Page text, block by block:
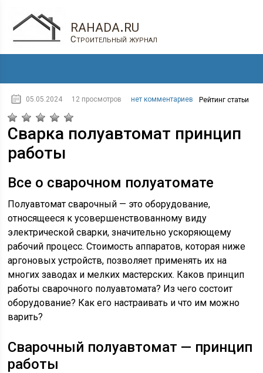
rahada.ru
Строительный журнал
05.05.2024 12 просмотров нет комментариев Рейтинг статьи
Сварка полуавтомат принцип
работы
Все о сварочном полуатомате
Полуавтомат сварочный — это оборудование,
относящееся к усовершенствованному виду
электрической сварки, значительно ускоряющему
рабочий процесс. Стоимость аппаратов, которая ниже
аргоновых устройств, позволяет применять их на
многих заводах и мелких мастерских. Каков принцип
работы сварочного полуавтомата? Из чего состоит
оборудование? Как его настраивать и что им можно
варить?
Сварочный полуавтомат — принцип
работы